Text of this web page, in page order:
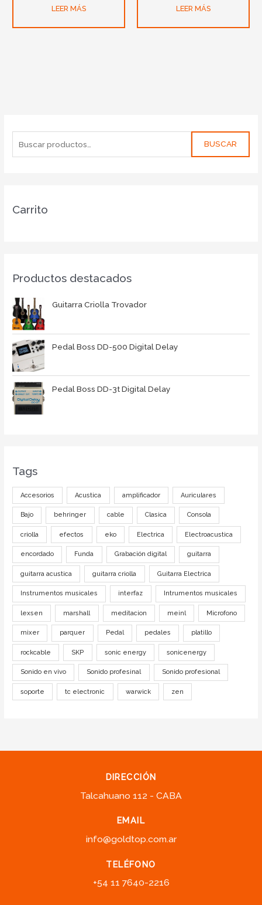
BUSCAR
Carrito
Productos destacados
Guitarra Criolla Trovador
Pedal Boss DD-500 Digital Delay
Pedal Boss DD-3t Digital Delay
Tags
Accesorios Acustica amplificador Auriculares
Bajo behringer cable Clasica Consola
criolla efectos eko Electrica Electroacustica
encordado Funda Grabación digital guitarra
guitarra acustica guitarra criolla Guitarra Electrica
Instrumentos musicales interfaz Intrumentos musicales
lexsen marshall meditacion meinl Microfono
mixer parquer Pedal pedales platillo
rockcable SKP sonic energy sonicenergy
Sonido en vivo Sonido profesinal Sonido profesional
soporte tc electronic warwick zen
LEER MÁS LEER MÁS
DIRECCIÓN
Talcahuano 112 - CABA
EMAIL
info@goldtop.com.ar
TELÉFONO
+54 11 7640-2216